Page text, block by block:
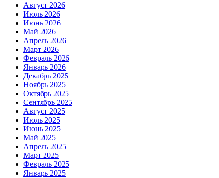
Август 2026
Июль 2026
Июнь 2026
Май 2026
Апрель 2026
Март 2026
Февраль 2026
Январь 2026
Декабрь 2025
Ноябрь 2025
Октябрь 2025
Сентябрь 2025
Август 2025
Июль 2025
Июнь 2025
Май 2025
Апрель 2025
Март 2025
Февраль 2025
Январь 2025